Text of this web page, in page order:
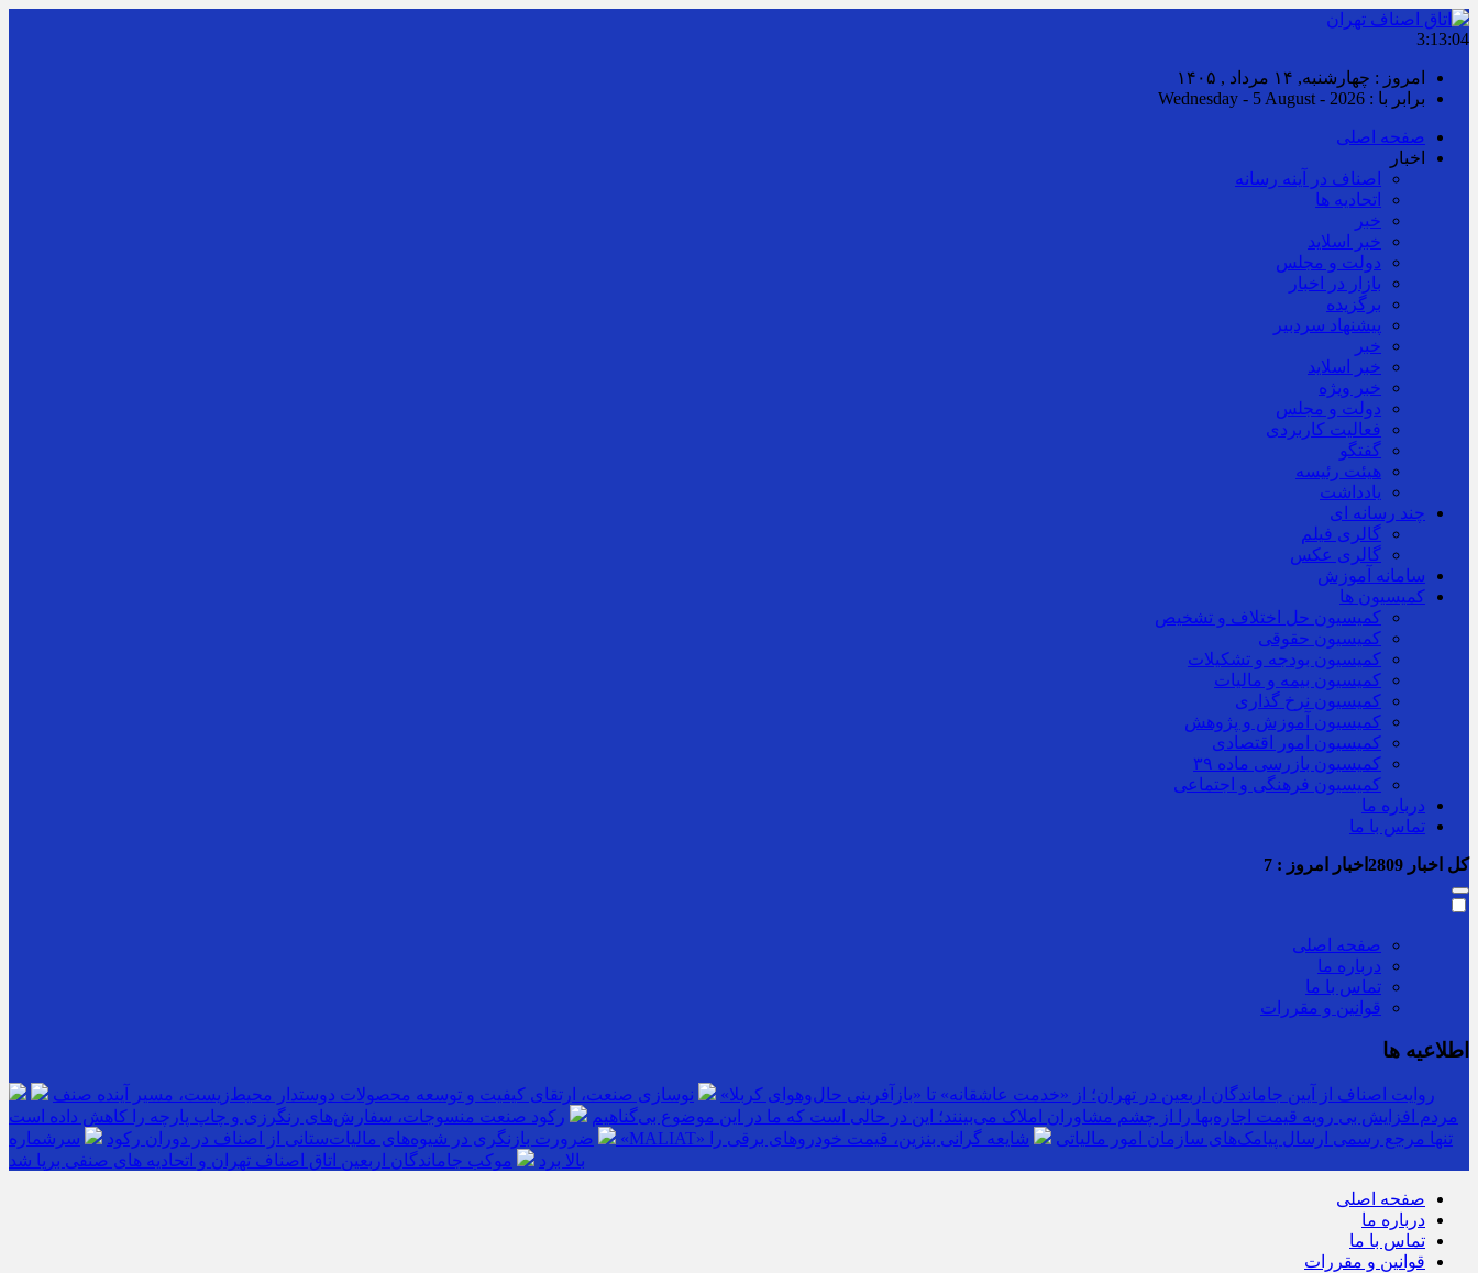
3:13:05
امروز : چهارشنبه, ۱۴ مرداد , ۱۴۰۵
برابر با : Wednesday - 5 August - 2026
صفحه اصلی
اخبار
اصناف در آینه رسانه
اتحادیه ها
خبر
خبر اسلايد
دولت و مجلس
بازار در اخبار
برگزیده
پیشنهاد سردبیر
خبر
خبر اسلايد
خبر ویژه
دولت و مجلس
فعالیت کاربردی
گفتگو
هیئت رئیسه
یادداشت
چند رسانه ای
گالری فیلم
گالری عکس
سامانه آموزش
کمیسیون ها
کمیسیون حل اختلاف و تشخیص
کمیسیون حقوقی
کمیسیون بودجه و تشکیلات
کمیسیون بیمه و مالیات
کمیسیون نرخ گذاری
کمیسیون آموزش و پژوهش
کمیسیون امور اقتصادی
کمیسیون بازرسی ماده ۳۹
کمیسیون فرهنگی و اجتماعی
درباره ما
تماس با ما
کل اخبار اخبار امروز : 7
صفحه اصلی
درباره ما
تماس با ما
قوانین و مقررات
اطلاعیه ها
روایت اصناف از آیین جاماندگان اربعین در تهران؛ از «خدمت عاشقانه» تا «بازآفرینی حال‌وهوای کربلا»
نوسازی صنعت، ارتقای کیفیت و توسعه محصولات دوستدار محیط‌زیست، مسیر آینده صنف
مردم افزایش بی رویه قیمت اجاره‌بها را از چشم مشاوران املاک می‌بینند؛ این در حالی است که ما در این موضوع بی‌گناهیم
رکود صنعت منسوجات، سفارش‌های رنگرزی و چاپ پارچه را کاهش داده است
ضرورت بازنگری در شیوه‌های مالیات‌ستانی از اصناف در دوران رکود
سرشماره «MALIAT» تنها مرجع رسمی ارسال پیامک‌های سازمان امور مالیاتی
شایعه گرانی بنزین، قیمت خودروهای برقی را
بالا برد
موکب جاماندگان اربعین اتاق اصناف تهران و اتحادیه های صنفی برپا شد
صفحه اصلی
درباره ما
تماس با ما
قوانین و مقررات